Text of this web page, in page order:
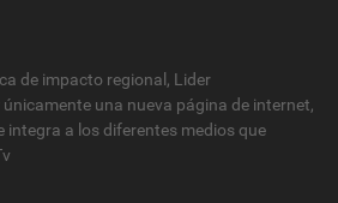
de impacto regional, Lider
una nueva página de internet,
a los diferentes medios que